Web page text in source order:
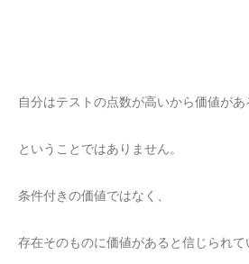
自分はテストの点数が高いから価値があ
ということではありません。
条件付きの価値ではなく、
存在そのものに価値があると信じられて